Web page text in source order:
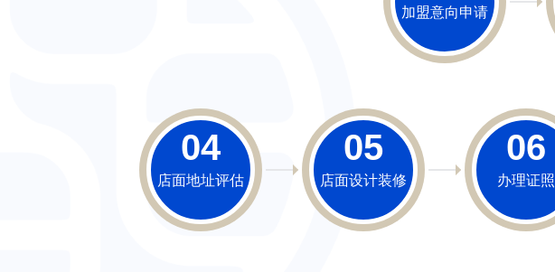
加盟意向申请
04
店面地址评估
05
店面设计装修
06
办理证照